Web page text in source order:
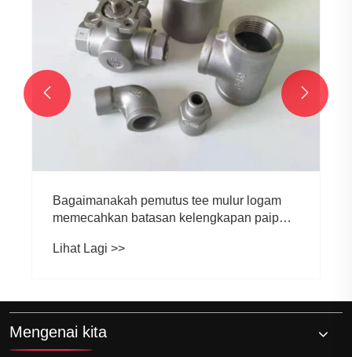
Bagaimanakah pemutus tee mulur logam
memecahkan batasan kelengkapan paip
Lihat Lagi >>
 
Mengenai kita